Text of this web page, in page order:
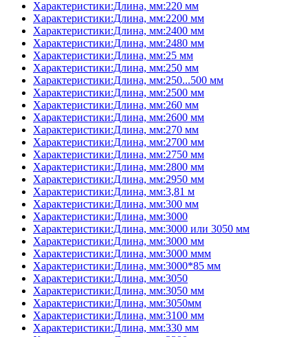
Характеристики:Длина, мм:220 мм
Характеристики:Длина, мм:2200 мм
Характеристики:Длина, мм:2400 мм
Характеристики:Длина, мм:2480 мм
Характеристики:Длина, мм:25 мм
Характеристики:Длина, мм:250 мм
Характеристики:Длина, мм:250...500 мм
Характеристики:Длина, мм:2500 мм
Характеристики:Длина, мм:260 мм
Характеристики:Длина, мм:2600 мм
Характеристики:Длина, мм:270 мм
Характеристики:Длина, мм:2700 мм
Характеристики:Длина, мм:2750 мм
Характеристики:Длина, мм:2800 мм
Характеристики:Длина, мм:2950 мм
Характеристики:Длина, мм:3,81 м
Характеристики:Длина, мм:300 мм
Характеристики:Длина, мм:3000
Характеристики:Длина, мм:3000 или 3050 мм
Характеристики:Длина, мм:3000 мм
Характеристики:Длина, мм:3000 ммм
Характеристики:Длина, мм:3000*85 мм
Характеристики:Длина, мм:3050
Характеристики:Длина, мм:3050 мм
Характеристики:Длина, мм:3050мм
Характеристики:Длина, мм:3100 мм
Характеристики:Длина, мм:330 мм